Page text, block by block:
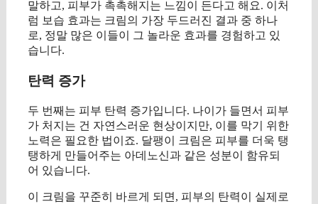
말하고, 피부가 촉촉해지는 느낌이 든다고 해요. 이처
럼 보습 효과는 크림의 가장 두드러진 결과 중 하나
로, 정말 많은 이들이 그 놀라운 효과를 경험하고 있
습니다.
탄력 증가
두 번째는 피부 탄력 증가입니다. 나이가 들면서 피부
가 처지는 건 자연스러운 현상이지만, 이를 막기 위한
노력은 필요한 법이죠. 달팽이 크림은 피부를 더욱 탱
탱하게 만들어주는 아데노신과 같은 성분이 함유되
어 있습니다.
이 크림을 꾸준히 바르게 되면, 피부의 탄력이 실제로